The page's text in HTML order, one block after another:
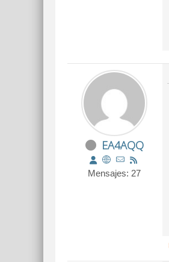
EA4AQQ
Mensajes: 27